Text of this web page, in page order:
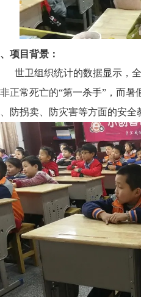
项目背景：
世卫组织统计的数据显示，
正常死亡的“第一杀手”，而
防拐卖、防灾害等方面的安全